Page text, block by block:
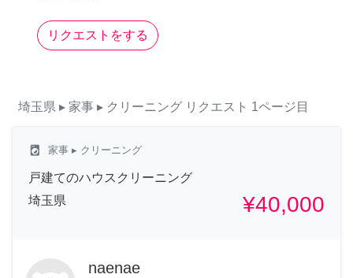
リクエストをする
埼玉県 ▸ 家事 ▸ クリーニング リクエスト 1ページ目
local_laundry_service 家事 ▸ クリーニング
戸建てのハウスクリーニング
埼玉県
¥40,000
naenae